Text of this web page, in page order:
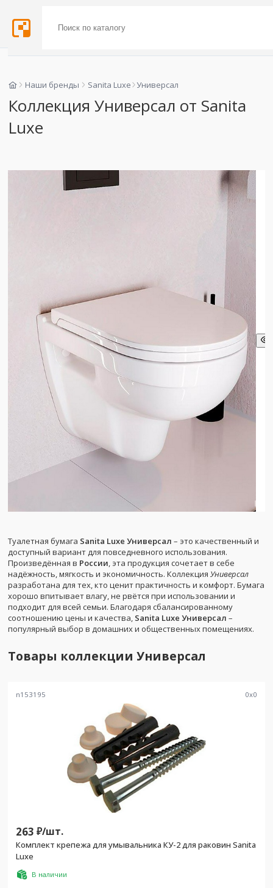
Наши бренды Sanita Luxe Универсал
Коллекция Универсал от Sanita
Luxe
Туалетная бумага Sanita Luxe Универсал – это качественный и
доступный вариант для повседневного использования.
Произведённая в России , эта продукция сочетает в себе
надёжность, мягкость и экономичность. Коллекция Универсал
разработана для тех, кто ценит практичность и комфорт. Бумага
хорошо впитывает влагу, не рвётся при использовании и
подходит для всей семьи. Благодаря сбалансированному
соотношению цены и качества, Sanita Luxe Универсал –
популярный выбор в домашних и общественных помещениях.
Товары коллекции Универсал
n153195 0x0
263 ₽/шт.
Комплект крепежа для умывальника КУ-2 для раковин Sanita
Luxe
В наличии